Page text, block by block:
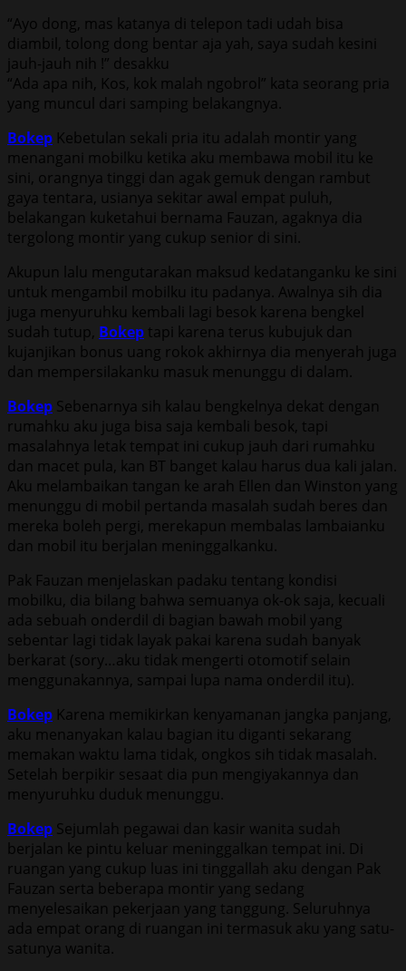
“Ayo dong, mas katanya di telepon tadi udah bisa
diambil, tolong dong bentar aja yah, saya sudah kesini
jauh-jauh nih !” desakku
“Ada apa nih, Kos, kok malah ngobrol” kata seorang pria
yang muncul dari samping belakangnya.
Bokep Kebetulan sekali pria itu adalah montir yang
menangani mobilku ketika aku membawa mobil itu ke
sini, orangnya tinggi dan agak gemuk dengan rambut
gaya tentara, usianya sekitar awal empat puluh,
belakangan kuketahui bernama Fauzan, agaknya dia
tergolong montir yang cukup senior di sini.
Akupun lalu mengutarakan maksud kedatanganku ke sini
untuk mengambil mobilku itu padanya. Awalnya sih dia
juga menyuruhku kembali lagi besok karena bengkel
sudah tutup, Bokep tapi karena terus kubujuk dan
kujanjikan bonus uang rokok akhirnya dia menyerah juga
dan mempersilakanku masuk menunggu di dalam.
Bokep Sebenarnya sih kalau bengkelnya dekat dengan
rumahku aku juga bisa saja kembali besok, tapi
masalahnya letak tempat ini cukup jauh dari rumahku
dan macet pula, kan BT banget kalau harus dua kali jalan.
Aku melambaikan tangan ke arah Ellen dan Winston yang
menunggu di mobil pertanda masalah sudah beres dan
mereka boleh pergi, merekapun membalas lambaianku
dan mobil itu berjalan meninggalkanku.
Pak Fauzan menjelaskan padaku tentang kondisi
mobilku, dia bilang bahwa semuanya ok-ok saja, kecuali
ada sebuah onderdil di bagian bawah mobil yang
sebentar lagi tidak layak pakai karena sudah banyak
berkarat (sory…aku tidak mengerti otomotif selain
menggunakannya, sampai lupa nama onderdil itu).
Bokep Karena memikirkan kenyamanan jangka panjang,
aku menanyakan kalau bagian itu diganti sekarang
memakan waktu lama tidak, ongkos sih tidak masalah.
Setelah berpikir sesaat dia pun mengiyakannya dan
menyuruhku duduk menunggu.
Bokep Sejumlah pegawai dan kasir wanita sudah
berjalan ke pintu keluar meninggalkan tempat ini. Di
ruangan yang cukup luas ini tinggallah aku dengan Pak
Fauzan serta beberapa montir yang sedang
menyelesaikan pekerjaan yang tanggung. Seluruhnya
ada empat orang di ruangan ini termasuk aku yang satu-
satunya wanita.